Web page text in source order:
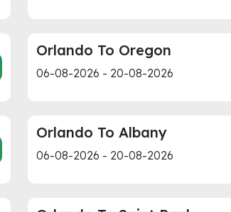
Orlando To Oregon
06-08-2026 - 20-08-2026
Orlando To Albany
06-08-2026 - 20-08-2026